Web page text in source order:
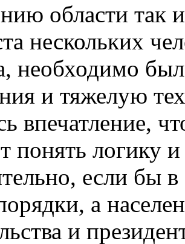
области так
нескольких
необходимо
и тяжелую
впечатление,
понять логику
если бы
а
и